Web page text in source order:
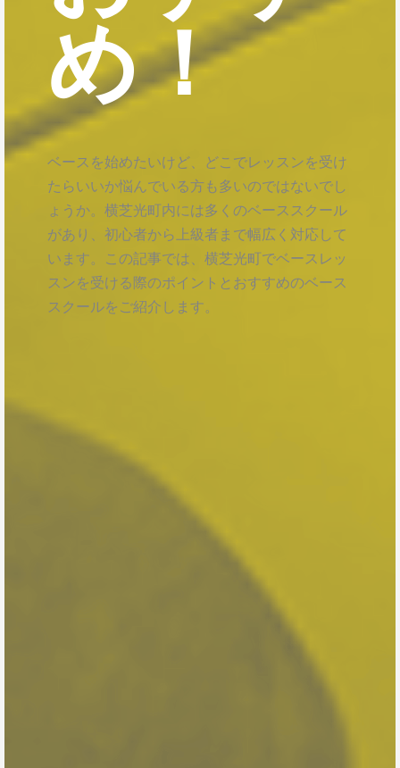
め！
ベースを始めたいけど、どこでレッスンを受け
たらいいか悩んでいる方も多いのではないでし
ょうか。横芝光町内には多くのベーススクール
があり、初心者から上級者まで幅広く対応して
います。この記事では、横芝光町でベースレッ
スンを受ける際のポイントとおすすめのベース
スクールをご紹介します。